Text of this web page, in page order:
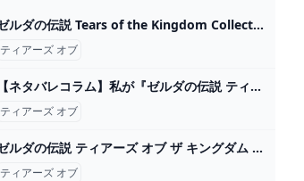
ゼルダの伝説 Tears of the Kingdom Collectors Edition（ティアーズ オブ ザ キングダム）Switch HAC-R-AXN7A ヤマダウェブコム
ティアーズ オブ
【ネタバレコラム】私が『ゼルダの伝説 ティアーズ オブ ザ キングダム』のエンディングを許せない理由
ティアーズ オブ
ゼルダの伝説 ティアーズ オブ ザ キングダム 中古ゲーム ブックオフ公式オンラインストア
ティアーズ オブ